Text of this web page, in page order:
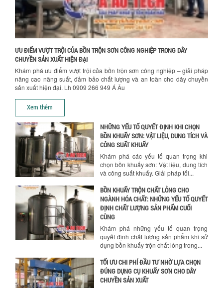
Chính sách bảo hành
Chính sách giao hàng
ƯU ĐIỂM VƯỢT TRỘI CỦA BỒN TRỘN SƠN CÔNG NGHIỆP TRONG DÂY
CHUYỀN SẢN XUẤT HIỆN ĐẠI
Khám phá ưu điểm vượt trội của bồn trộn sơn công nghiệp – giải pháp
nâng cao năng suất, đảm bảo chất lượng và an toàn cho dây chuyền
sản xuất hiện đại. Lh 0909 266 949 Á Âu
Xem thêm
Khám phá cách máy trộn sơn công
nghiệp giúp doanh nghiệp tiết kiệm
nguyên liệu, nhân công và chi phí vận
hành. Giải...
NHỮNG TIÊU CHÍ QUAN TRỌNG KHI LỰA
NHÀ MÁY
Khám phá những tiêu chí quan trọng
giúp doanh nghiệp lựa chọn máy khuấy
NHỮNG YẾU TỐ QUYẾT ĐỊNH KHI CHỌN
BỒN KHUẤY SƠN: VẬT LIỆU, DUNG TÍCH VÀ
CÔNG SUẤT KHUẤY
Khám phá các yếu tố quan trọng khi
chọn bồn khuấy sơn: Vật liệu, dung tích
và công suất khuấy. Giải pháp tối...
BỒN KHUẤY TRỘN CHẤT LỎNG CHO
NGÀNH HÓA CHẤT: NHỮNG YẾU TỐ QUYẾT
ĐỊNH CHẤT LƯỢNG SẢN PHẨM CUỐI
CÙNG
Khám phá những yếu tố quan trọng
quyết định chất lượng sản phẩm khi sử
dụng bồn khuấy trộn chất lỏng trong...
TỐI ƯU CHI PHÍ ĐẦU TƯ NHỜ LỰA CHỌN
ĐÚNG DỤNG CỤ KHUẤY SƠN CHO DÂY
CHUYỀN SẢN XUẤT